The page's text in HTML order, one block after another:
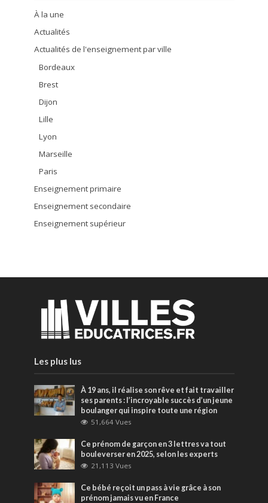
À la une
Actualités
Actualités de l'enseignement par ville
Bordeaux
Brest
Dijon
Lille
Lyon
Marseille
Paris
Enseignement primaire
Enseignement secondaire
Enseignement supérieur
Les plus lus
À 19 ans, il réalise son rêve et fait travailler
ses parents : l’incroyable succès d’un jeune
boulanger qui inspire toute une région
51,664 Vues
Ce prénom de garçon en 3 lettres va tout
bouleverser en 2025, selon les experts
21,113 Vues
Ce bébé reçoit un pass à vie grâce à son
prénom jamais vu en France